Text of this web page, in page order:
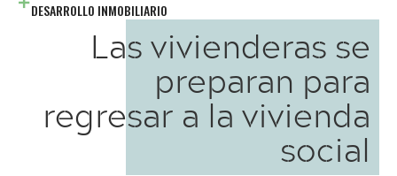
DESARROLLO INMOBILIARIO
Las vivienderas se
preparan para
regresar a la vivienda
social